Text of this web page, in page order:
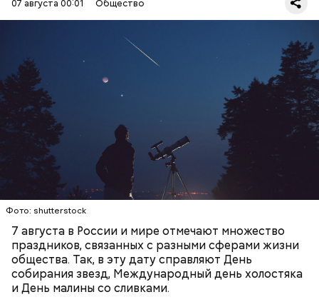
07 августа 00:01 Общество
Фото: shutterstock
7 августа в России и мире отмечают множество
праздников, связанных с разными сферами жизни
общества. Так, в эту дату справляют День
собирания звезд, Международный день холостяка
и День малины со сливками.
День собирания звезд учрежден в честь
метеорного потока Персеиды, который ежегодно
можно наблюдать в августе. Все любители
смотреть на звездопад 7 августа выезжают за
город — в местность, где нет светового
загрязнения и где можно невооруженным глазом
наблюдать за падающими звездами.
ЕДА ПРАЗДНИКИ
СЛАДОСТИ
кабачок;
петрушка;
— Кабачки, порезанные кубиками, нужно легко
обжарить на сковороде. К ним добавляются зелень
петрушки, чеснок, соль и оливковое масло.
Получается очень вкусно, — поделился рецептом
Копылов.